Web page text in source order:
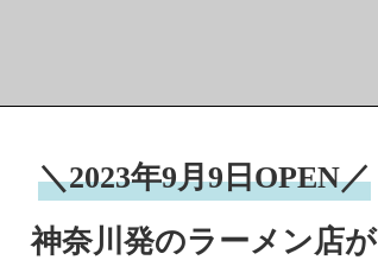
＼2023年9月9日OPEN／
神奈川発のラーメン店が